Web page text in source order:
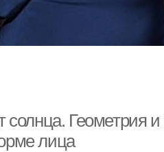
солнца. Геометрия
лица